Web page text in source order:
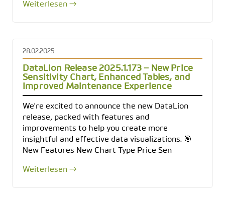
Weiterlesen →
28.02.2025
DataLion Release 2025.1.173 – New Price
Sensitivity Chart, Enhanced Tables, and
Improved Maintenance Experience
We're excited to announce the new DataLion
release, packed with features and
improvements to help you create more
insightful and effective data visualizations. 🎯
New Features New Chart Type Price Sen
Weiterlesen →